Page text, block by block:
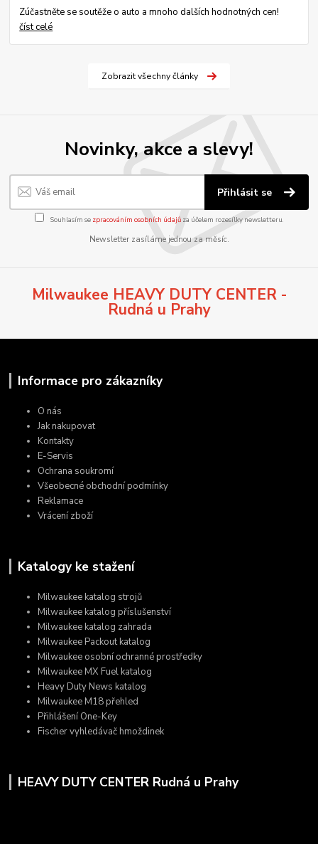
Zúčastněte se soutěže o auto a mnoho dalších hodnotných cen!
číst celé
Zobrazit všechny články
Novinky, akce a slevy!
Přihlásit se
Souhlasím se zpracováním osobních údajůza účelem rozesílky newsletteru.
Newsletter zasíláme jednou za měsíc.
Milwaukee HEAVY DUTY CENTER -
Rudná u Prahy
Informace pro zákazníky
O nás
Jak nakupovat
Kontakty
E-Servis
Ochrana soukromí
Všeobecné obchodní podmínky
Reklamace
Vrácení zboží
Katalogy ke stažení
Milwaukee katalog strojů
Milwaukee katalog příslušenství
Milwaukee katalog zahrada
Milwaukee Packout katalog
Milwaukee osobní ochranné prostředky
Milwaukee MX Fuel katalog
Heavy Duty News katalog
Milwaukee M18 přehled
Přihlášení One-Key
Fischer vyhledávač hmoždinek
HEAVY DUTY CENTER Rudná u Prahy